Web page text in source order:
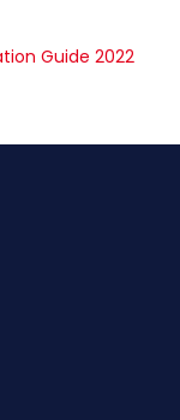
Guide 2022